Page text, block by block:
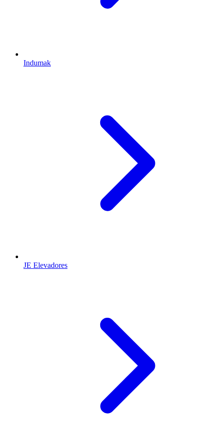
Indumak
JE Elevadores